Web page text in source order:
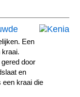
Een
kraai.
door
en
een kraai die